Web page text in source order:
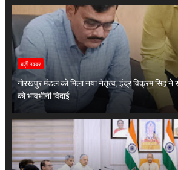
बड़ी खबर
गोरखपुर मंडल को मिला नया नेतृत्व, इंद्र विक्रम सिंह ने
को भावभीनी विदाई